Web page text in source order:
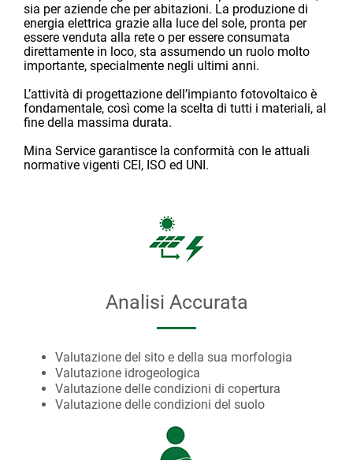
sia per aziende che per abitazioni. La produzione di
energia elettrica grazie alla luce del sole, pronta per
essere venduta alla rete o per essere consumata
direttamente in loco, sta assumendo un ruolo molto
importante, specialmente negli ultimi anni.
L’attività di progettazione dell’impianto fotovoltaico è
fondamentale, così come la scelta di tutti i materiali, al
fine della massima durata.
Mina Service garantisce la conformità con le attuali
normative vigenti CEI, ISO ed UNI.
Analisi Accurata
Valutazione del sito e della sua morfologia
Valutazione idrogeologica
Valutazione delle condizioni di copertura
Valutazione delle condizioni del suolo